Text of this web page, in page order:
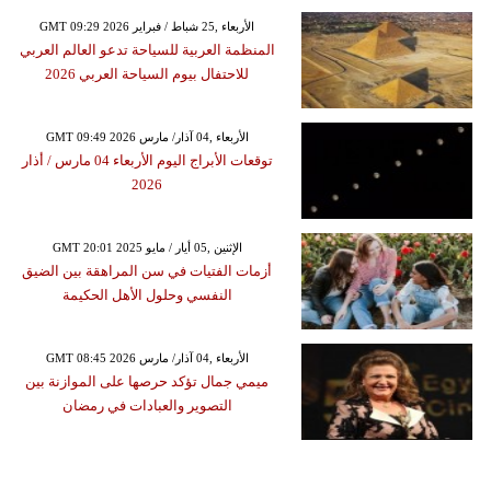
GMT 09:29 2026 الأربعاء ,25 شباط / فبراير
المنظمة العربية للسياحة تدعو العالم العربي
للاحتفال بيوم السياحة العربي 2026
GMT 09:49 2026 الأربعاء ,04 آذار/ مارس
توقعات الأبراج اليوم الأربعاء 04 مارس / أذار
2026
GMT 20:01 2025 الإثنين ,05 أيار / مايو
أزمات الفتيات في سن المراهقة بين الضيق
النفسي وحلول الأهل الحكيمة
GMT 08:45 2026 الأربعاء ,04 آذار/ مارس
ميمي جمال تؤكد حرصها على الموازنة بين
التصوير والعبادات في رمضان